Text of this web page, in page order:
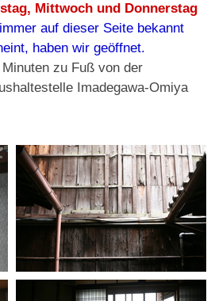
Mittwoch und Donnerstag
auf dieser Seite bekannt
haben wir geöffnet.
zu Fuß von der
Imadegawa-Omiya